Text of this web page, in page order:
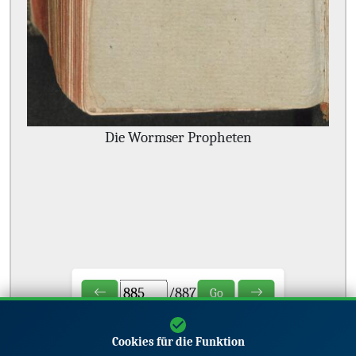
Die Wormser Propheten
/887 Go
Cookies für die Funktion